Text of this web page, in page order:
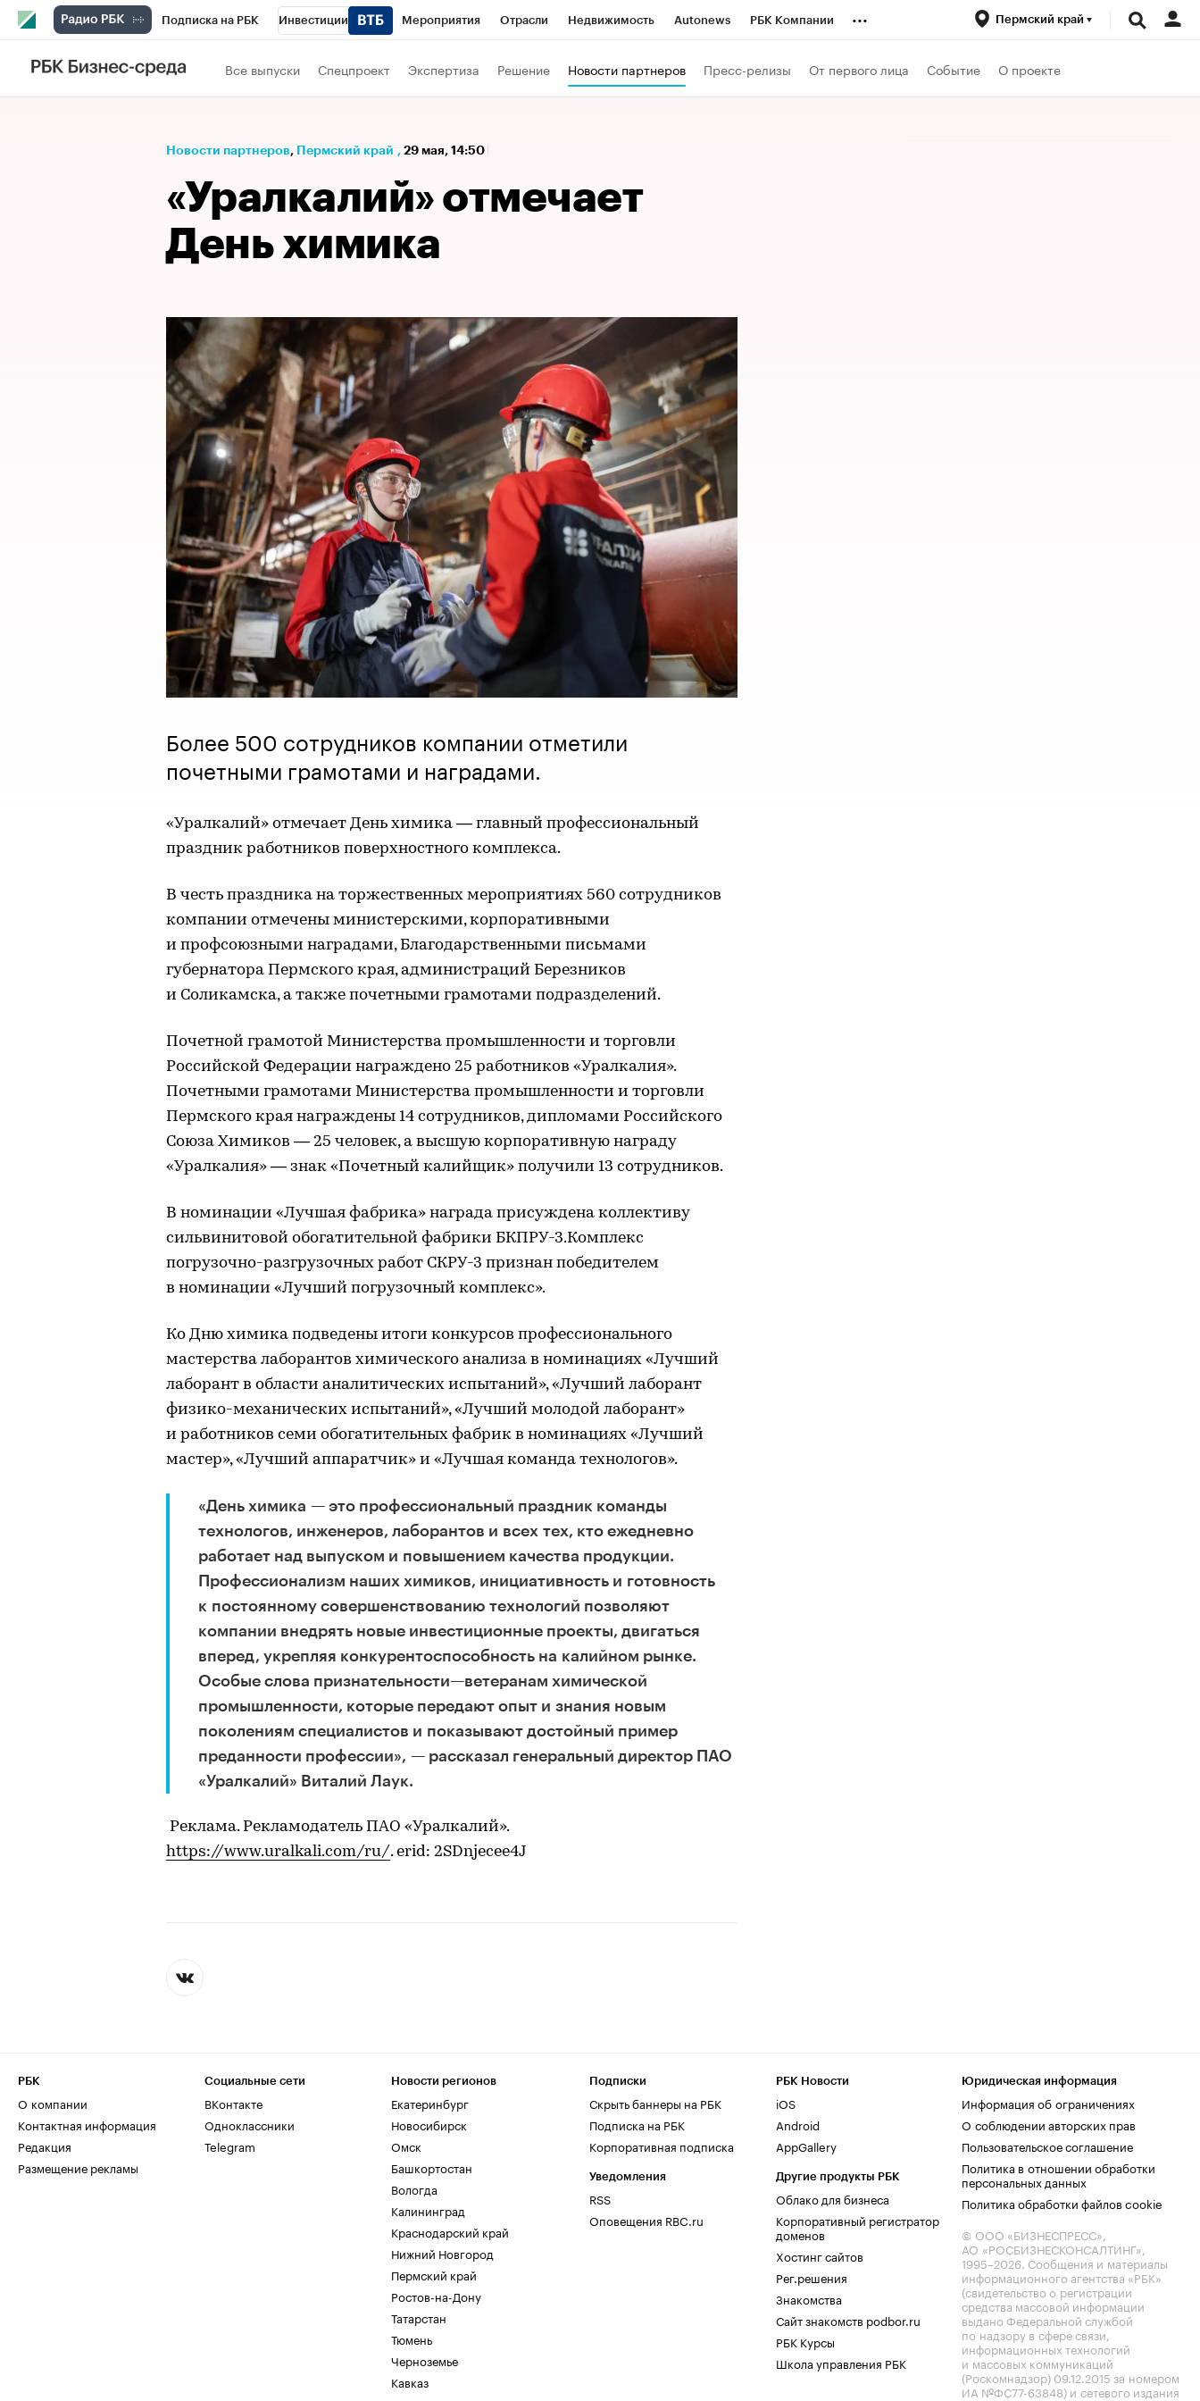
Подписка на РБК Инвестиции Мероприятия Отрасли Недвижимость Autonews РБК Компании
Телеканал
Спецпроекты Проверка контрагентов
Рынок наличной валюты
... Пермский край
Все выпуски Спецпроект Экспертиза Решение Новости партнеров Пресс-релизы От первого лица Событие О проекте
Новости партнеров⁠, Пермский край , 29 мая, 14:50
«Уралкалий» отмечает
День химика
Более 500 сотрудников компании отметили
почетными грамотами и наградами.
«Уралкалий» отмечает День химика — главный профессиональный
праздник работников поверхностного комплекса.
В честь праздника на торжественных мероприятиях 560 сотрудников
компании отмечены министерскими, корпоративными
и профсоюзными наградами, Благодарственными письмами
губернатора Пермского края, администраций Березников
и Соликамска, а также почетными грамотами подразделений.
Почетной грамотой Министерства промышленности и торговли
Российской Федерации награждено 25 работников «Уралкалия».
Почетными грамотами Министерства промышленности и торговли
Пермского края награждены 14 сотрудников, дипломами Российского
Союза Химиков — 25 человек, а высшую корпоративную награду
«Уралкалия» — знак «Почетный калийщик» получили 13 сотрудников.
В номинации «Лучшая фабрика» награда присуждена коллективу
сильвинитовой обогатительной фабрики БКПРУ-3.Комплекс
погрузочно-разгрузочных работ СКРУ-3 признан победителем
в номинации «Лучший погрузочный комплекс».
Ко Дню химика подведены итоги конкурсов профессионального
мастерства лаборантов химического анализа в номинациях «Лучший
лаборант в области аналитических испытаний», «Лучший лаборант
физико-механических испытаний», «Лучший молодой лаборант»
и работников семи обогатительных фабрик в номинациях «Лучший
мастер», «Лучший аппаратчик» и «Лучшая команда технологов».
«День химика — это профессиональный праздник команды
технологов, инженеров, лаборантов и всех тех, кто ежедневно
работает над выпуском и повышением качества продукции.
Профессионализм наших химиков, инициативность и готовность
к постоянному совершенствованию технологий позволяют
компании внедрять новые инвестиционные проекты, двигаться
вперед, укрепляя конкурентоспособность на калийном рынке.
Особые слова признательности—ветеранам химической
промышленности, которые передают опыт и знания новым
поколениям специалистов и показывают достойный пример
преданности профессии», — рассказал генеральный директор ПАО
«Уралкалий» Виталий Лаук.
Реклама. Рекламодатель ПАО «Уралкалий».
https://www.uralkali.com/ru/. erid: 2SDnjecee4J
РБК
О компании
Контактная информация
Редакция
Размещение рекламы
Социальные сети
ВКонтакте
Одноклассники
Telegram
Новости регионов
Екатеринбург
Новосибирск
Омск
Башкортостан
Вологда
Калининград
Краснодарский край
Нижний Новгород
Пермский край
Ростов-на-Дону
Татарстан
Тюмень
Черноземье
Кавказ
Подписки
Скрыть баннеры на РБК
Подписка на РБК
Корпоративная подписка
Уведомления
RSS
Оповещения RBC.ru
РБК Новости
iOS
Android
AppGallery
Другие продукты РБК
Облако для бизнеса
Корпоративный регистратор
доменов
Хостинг сайтов
Рег.решения
Знакомства
Сайт знакомств podbor.ru
РБК Курсы
Школа управления РБК
Юридическая информация
Информация об ограничениях
О соблюдении авторских прав
Пользовательское соглашение
Политика в отношении обработки
персональных данных
Политика обработки файлов cookie
© ООО «БИЗНЕСПРЕСС»,
АО «РОСБИЗНЕСКОНСАЛТИНГ»,
1995–2026. Сообщения и материалы
информационного агентства «РБК»
(свидетельство о регистрации
средства массовой информации
выдано Федеральной службой
по надзору в сфере связи,
информационных технологий
и массовых коммуникаций
(Роскомнадзор) 09.12.2015 за номером
ИА №ФС77-63848) и сетевого издания